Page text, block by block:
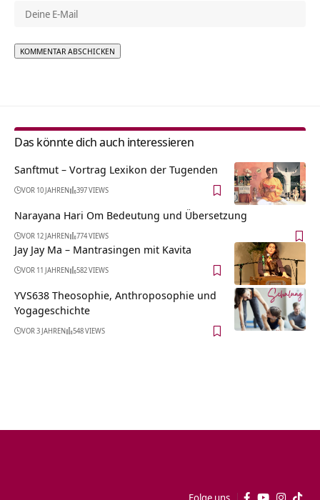
Das könnte dich auch interessieren
Sanftmut – Vortrag Lexikon der Tugenden
VOR 10 JAHREN 397 VIEWS
Narayana Hari Om Bedeutung und Übersetzung
VOR 12 JAHREN 774 VIEWS
Jay Jay Ma – Mantrasingen mit Kavita
VOR 11 JAHREN 582 VIEWS
YVS638 Theosophie, Anthroposophie und
Yogageschichte
VOR 3 JAHREN 548 VIEWS
Folge uns